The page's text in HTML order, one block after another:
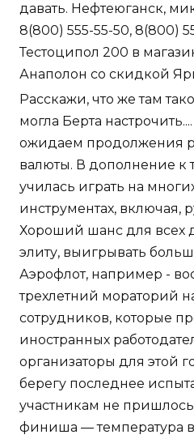
давать. Нефтеюганск,
8(800) 555-55-50, 8(800)
Тестоципол 200 в
Анаполон со скидкой
Расскажи, что же там
могла Берта
ожидаем продолжения
валюты. В дополнение к
училась играть на
инструментах, включая,
Хороший шанс для всех
элиту, выигрывать
Аэрофлот, например -
трехлетний мораторий
сотрудников, которые
иностранных
организаторы для этой
берегу последнее
участникам не
финиша — температура